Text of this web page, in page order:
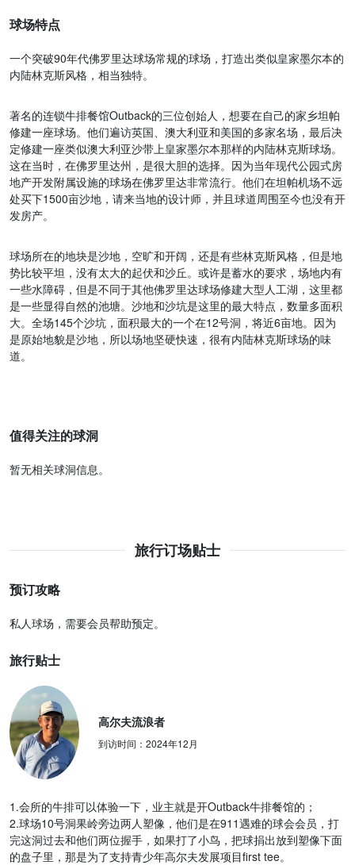
球场特点
一个突破90年代佛罗里达球场常规的球场，打造出类似皇家墨尔本的
内陆林克斯风格，相当独特。
著名的连锁牛排餐馆Outback的三位创始人，想要在自己的家乡坦帕
修建一座球场。他们遍访英国、澳大利亚和美国的多家名场，最后决
定修建一座类似澳大利亚沙带上皇家墨尔本那样的内陆林克斯球场。
这在当时，在佛罗里达州，是很大胆的选择。因为当年现代公园式房
地产开发附属设施的球场在佛罗里达非常流行。他们在坦帕机场不远
处买下1500亩沙地，请来当地的设计师，并且球道周围至今也没有开
发房产。
球场所在的地块是沙地，空旷和开阔，还是有些林克斯风格，但是地
势比较平坦，没有太大的起伏和沙丘。或许是蓄水的要求，场地内有
一些水障碍，但是不同于其他佛罗里达球场修建大型人工湖，这里都
是一些显得自然的池塘。沙地和沙坑是这里的最大特点，数量多面积
大。全场145个沙坑，面积最大的一个在12号洞，将近6亩地。因为
是原始地貌是沙地，所以场地坚硬快速，很有内陆林克斯球场的味
道。
值得关注的球洞
暂无相关球洞信息。
旅行订场贴士
预订攻略
私人球场，需要会员帮助预定。
旅行贴士
高尔夫流浪者
到访时间： 2024年12月
1.会所的牛排可以体验一下，业主就是开Outback牛排餐馆的；
2.球场10号洞果岭旁边两人塑像，他们是在911遇难的球会会员，打
完这洞过去和他们两位握手，如果打了小鸟，把球捐出放到塑像下面
的盘子里，那是为了支持青少年高尔夫发展项目first tee。